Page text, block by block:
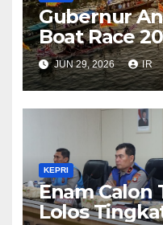
Gubernur
Boat Race
Bahari
Kepri
JUN 29, 2026 IR
KEPRI
Enam Calon
Lolos